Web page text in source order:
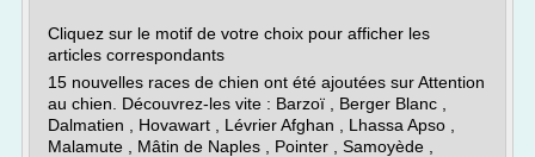
Cliquez sur le motif de votre choix pour afficher les
articles correspondants
15 nouvelles races de chien ont été ajoutées sur Attention
au chien. Découvrez-les vite : Barzoï , Berger Blanc ,
Dalmatien , Hovawart , Lévrier Afghan , Lhassa Apso ,
Malamute , Mâtin de Naples , Pointer , Samoyède ,